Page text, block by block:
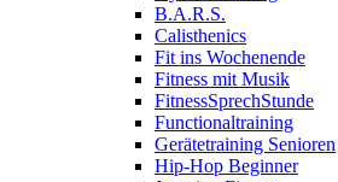
B.A.R.S.
Calisthenics
Fit ins Wochenende
Fitness mit Musik
FitnessSprechStunde
Functionaltraining
Gerätetraining Senioren
Hip-Hop Beginner